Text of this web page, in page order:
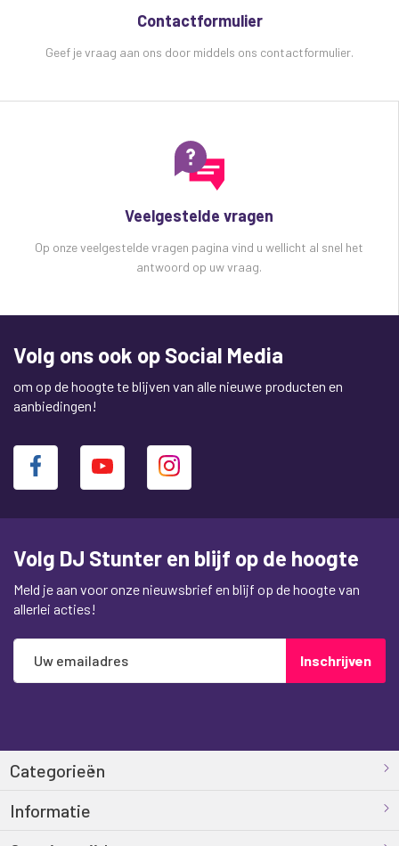
Contactformulier
Geef je vraag aan ons door middels ons contactformulier.
Veelgestelde vragen
Op onze veelgestelde vragen pagina vind u wellicht al snel het
antwoord op uw vraag.
Volg ons ook op Social Media
om op de hoogte te blijven van alle nieuwe producten en
aanbiedingen!
Volg DJ Stunter en blijf op de hoogte
Meld je aan voor onze nieuwsbrief en blijf op de hoogte van
allerlei acties!
Abonneer
op
Inschrijven
Categorieën
Informatie